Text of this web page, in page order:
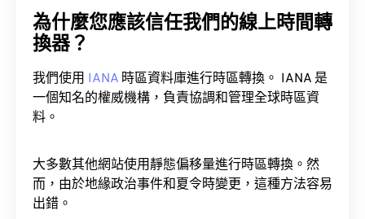
為什麼您應該信任我們的線上時間轉
換器？
我們使用 IANA 時區資料庫進行時區轉換。 IANA 是
一個知名的權威機構，負責協調和管理全球時區資
料。
大多數其他網站使用靜態偏移量進行時區轉換。然
而，由於地緣政治事件和夏令時變更，這種方法容易
出錯。